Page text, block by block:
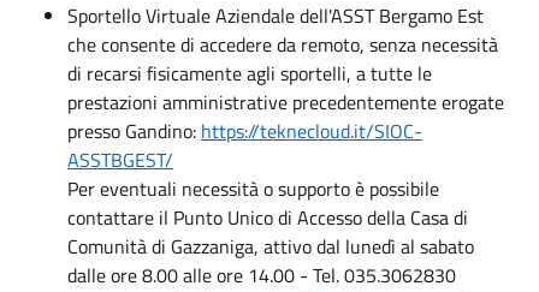
Sportello Virtuale Aziendale dell'ASST Bergamo Est
che consente di accedere da remoto, senza necessità
di recarsi fisicamente agli sportelli, a tutte le
prestazioni amministrative precedentemente erogate
presso Gandino: https://teknecloud.it/SIOC-
ASSTBGEST/
Per eventuali necessità o supporto è possibile
contattare il Punto Unico di Accesso della Casa di
Comunità di Gazzaniga, attivo dal lunedì al sabato
dalle ore 8.00 alle ore 14.00 - Tel. 035.3062830